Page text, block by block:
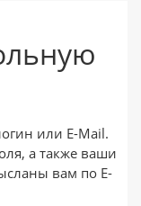
на этом
или E-Mail.
а также ваши
вам по E-